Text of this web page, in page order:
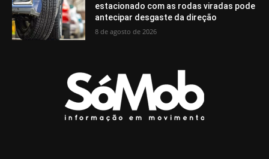
estacionado com as rodas viradas pode
antecipar desgaste da direção
8 de agosto de 2026